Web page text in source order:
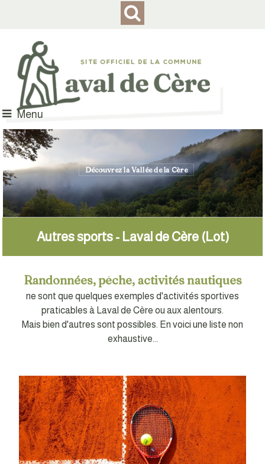
Menu
Découvrez la Vallée de la Cère
...et de la faune locale
Autres sports - Laval de Cère (Lot)
Randonnées, pêche, activités nautiques
ne sont que quelques exemples d'activités sportives
praticables à Laval de Cère ou aux alentours.
Mais bien d'autres sont possibles. En voici une liste non
exhaustive...